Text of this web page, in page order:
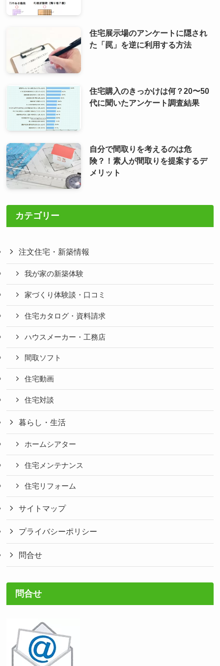
住宅展示場のアンケートに隠され
た「罠」を逆に利用する方法
住宅購入のきっかけは何？20〜50
代に聞いたアンケート調査結果
自分で間取りを考えるのは危
険？！素人が間取りを提案するデ
メリット
カテゴリー
注文住宅・新築情報
我が家の新築体験
家づくり体験談・口コミ
住宅カタログ・資料請求
ハウスメーカー・工務店
間取ソフト
住宅動画
住宅対談
暮らし・生活
ホームシアター
住宅メンテナンス
住宅リフォーム
サイトマップ
プライバシーポリシー
問合せ
問合せ